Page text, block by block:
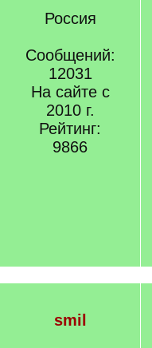
Россия
Сообщений:
12031
На сайте с
2010 г.
Рейтинг:
9866
smil